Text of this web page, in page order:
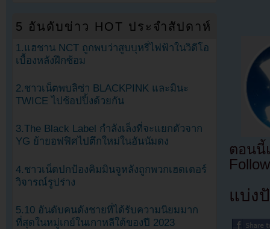
ตอนนี้
แบ่ง
5 อันดับข่าว HOT ประจำสัปดาห์
1.แฮชาน NCT ถูกพบว่าสูบบุหรี่ไฟฟ้าในวิดีโอ
เบื้องหลังฝึกซ้อม
2.ชาวเน็ตพบลิซ่า BLACKPINK และมินะ
TWICE ไปช้อปปิ้งด้วยกัน
3.The Black Label กำลังเล็งที่จะแยกตัวจาก
YG ย้ายอฟฟิศไปตึกใหม่ในฮันนัมดง
4.ชาวเน็ตปกป้องคิมมินจูหลังถูกพวกเฮดเตอร์
วิจารณ์รูปร่าง
5.10 อันดับคนดังชายที่ได้รับความนิยมมาก
ที่สุดในหมู่เกย์ในเกาหลีใต้ของปี 2023